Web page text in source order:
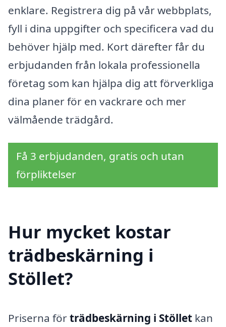
enklare. Registrera dig på vår webbplats,
fyll i dina uppgifter och specificera vad du
behöver hjälp med. Kort därefter får du
erbjudanden från lokala professionella
företag som kan hjälpa dig att förverkliga
dina planer för en vackrare och mer
välmående trädgård.
Få 3 erbjudanden, gratis och utan
förpliktelser
Hur mycket kostar
trädbeskärning i
Stöllet?
Priserna förträdbeskärning i Stöllet kan